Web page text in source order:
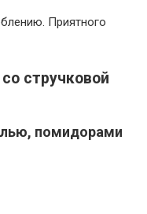
Приятного
стручковой
помидорами